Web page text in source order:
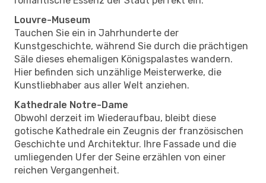
Louvre-Museum
Tauchen Sie ein in Jahrhunderte der
Kunstgeschichte, während Sie durch die prächtigen
Säle dieses ehemaligen Königspalastes wandern.
Hier befinden sich unzählige Meisterwerke, die
Kunstliebhaber aus aller Welt anziehen.
Kathedrale Notre-Dame
Obwohl derzeit im Wiederaufbau, bleibt diese
gotische Kathedrale ein Zeugnis der französischen
Geschichte und Architektur. Ihre Fassade und die
umliegenden Ufer der Seine erzählen von einer
reichen Vergangenheit.